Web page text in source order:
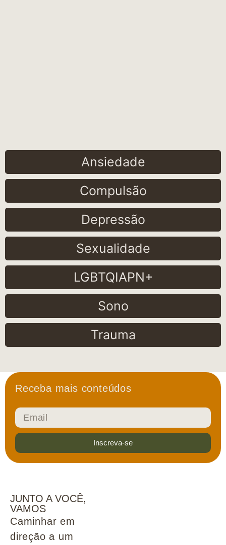
Ansiedade
Compulsão
Depressão
Sexualidade
LGBTQIAPN+
Sono
Trauma
Receba mais conteúdos
Inscreva-se
JUNTO A VOCÊ,
VAMOS
Caminhar em
direção a um